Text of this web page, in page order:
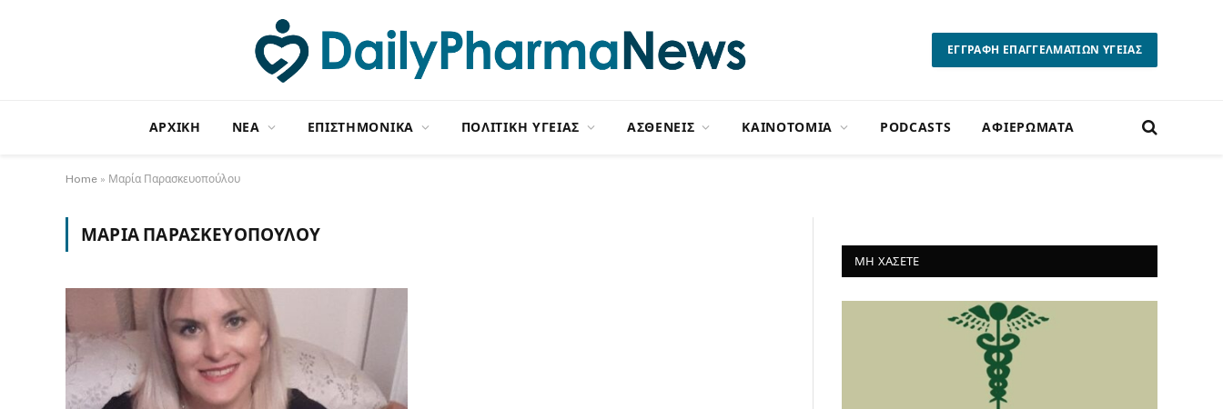
ΕΓΓΡΑΦΗ ΕΠΑΓΓΕΛΜΑΤΙΩΝ ΥΓΕΙΑΣ
ΑΡΧΙΚΗ NΕΑ ΕΠΙΣΤΗΜΟΝΙΚΑ ΠΟΛΙΤΙΚΗ ΥΓΕΙΑΣ ΑΣΘΕΝΕΙΣ ΚΑΙΝΟΤΟΜΙΑ PODCASTS ΑΦΙΕΡΩΜΑΤΑ
Home » Μαρία Παρασκευοπούλου
ΜΑΡΊΑ ΠΑΡΑΣΚΕΥΟΠΟΎΛΟΥ
ΜΗ ΧΑΣΕΤΕ